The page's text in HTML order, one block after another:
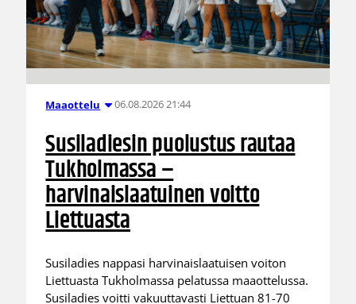
Maaottelu 06.08.2026 21:44
Susiladiesin puolustus rautaa
Tukholmassa –
harvinaislaatuinen voitto
Liettuasta
Susiladies nappasi harvinaislaatuisen voiton
Liettuasta Tukholmassa pelatussa maaottelussa.
Susiladies voitti vakuuttavasti Liettuan 81-70